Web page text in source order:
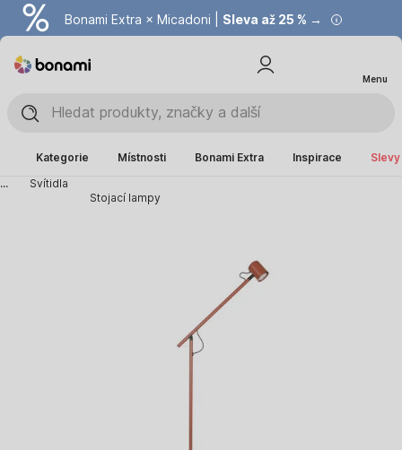
Bonami Extra × Micadoni | Sleva až 25 % →
Summer Sale | Ušetřete až 40 % →
Menu
Kategorie Místnosti Bonami Extra Inspirace
...
Svítidla
Stojací lampy